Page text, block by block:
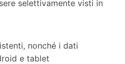
selettivamente visti in
nonché i dati
e tablet